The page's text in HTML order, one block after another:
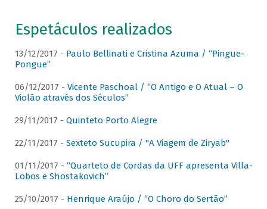
Espetáculos realizados
13/12/2017 - Paulo Bellinati e Cristina Azuma / “Pingue-
Pongue”
06/12/2017 - Vicente Paschoal / “O Antigo e O Atual – O
Violão através dos Séculos”
29/11/2017 - Quinteto Porto Alegre
22/11/2017 - Sexteto Sucupira / "A Viagem de Ziryab"
01/11/2017 - “Quarteto de Cordas da UFF apresenta Villa-
Lobos e Shostakovich”
25/10/2017 - Henrique Araújo / “O Choro do Sertão”